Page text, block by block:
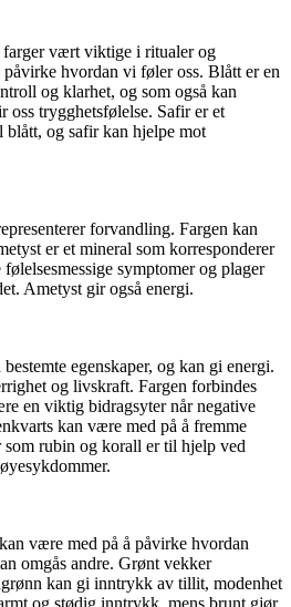
vært viktige i ritualer og
påvirke hvordan vi føler oss. Blått er en
og klarhet, og som også kan
oss trygghetsfølelse. Safir er et
blått, og safir kan hjelpe mot
forvandling. Fargen kan
er et mineral som korresponderer
symptomer og plager
Ametyst gir også energi.
egenskaper, og kan gi energi.
og livskraft. Fargen forbindes
en viktig bidragsyter når negative
kan være med på å fremme
som rubin og korall er til hjelp ved
være med på å påvirke hvordan
omgås andre. Grønt vekker
kan gi inntrykk av tillit, modenhet
og stødig inntrykk, mens brunt gjør